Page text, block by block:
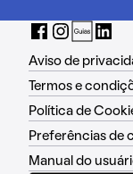
Aviso de
Termos e
Política de
Preferências de
Manual do